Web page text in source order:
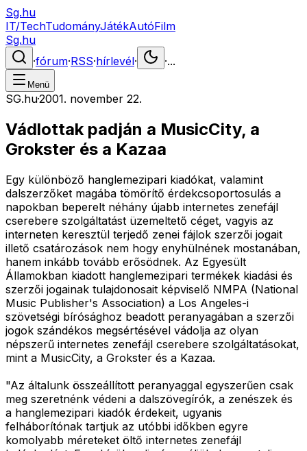
Sg.hu
IT/TechTudományJátékAutóFilm
Sg.hu
·fórum·RSS·hírlevél· ·...
Menü
SG.hu·2001. november 22.
Vádlottak padján a MusicCity, a
Grokster és a Kazaa
Egy különböző hanglemezipari kiadókat, valamint
dalszerzőket magába tömörítő érdekcsoportosulás a
napokban beperelt néhány újabb internetes zenefájl
cserebere szolgáltatást üzemeltető céget, vagyis az
interneten keresztül terjedő zenei fájlok szerzői jogait
illető csatározások nem hogy enyhülnének mostanában,
hanem inkább tovább erősödnek. Az Egyesült
Államokban kiadott hanglemezipari termékek kiadási és
szerzői jogainak tulajdonosait képviselő NMPA (National
Music Publisher's Association) a Los Angeles-i
szövetségi bírósághoz beadott peranyagában a szerzői
jogok szándékos megsértésével vádolja az olyan
népszerű internetes zenefájl cserebere szolgáltatásokat,
mint a MusicCity, a Grokster és a Kazaa.
"Az általunk összeállított peranyaggal egyszerűen csak
meg szeretnénk védeni a dalszövegírók, a zenészek és
a hanglemezipari kiadók érdekeit, ugyanis
felháborítónak tartjuk az utóbbi időkben egyre
komolyabb méreteket öltő internetes zenefájl